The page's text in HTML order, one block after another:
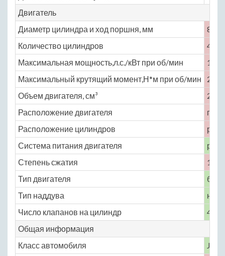
Двигатель
Диаметр цилиндра и ход поршня, мм
87 ×
Количество цилиндров
4
Максимальная мощность,л.с./кВт при об/мин
166
Максимальный крутящий момент,Н*м при об/мин
218
Объем двигателя, см³
2354
Расположение двигателя
Расположение цилиндров
Система питания двигателя
Степень сжатия
10.5
Тип двигателя
Тип наддува
нет
Число клапанов на цилиндр
4
Общая информация
Класс автомобиля
J